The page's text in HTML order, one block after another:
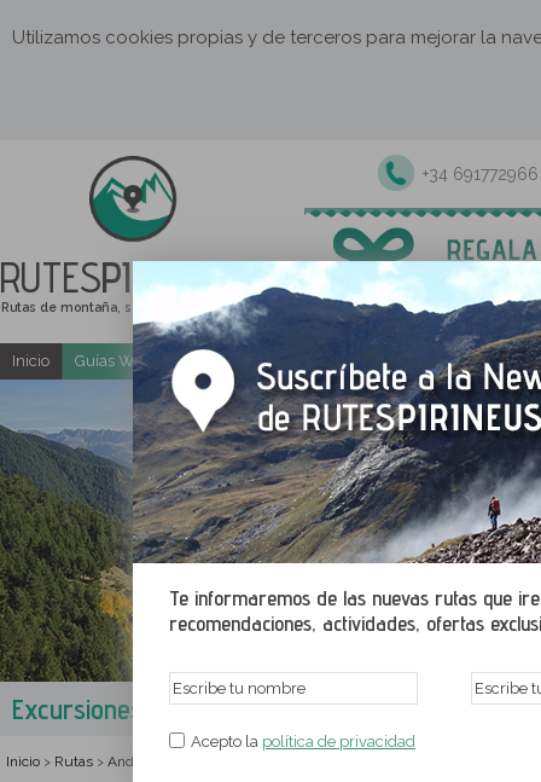
Utilizamos cookies propias y de terceros para mejorar la
RUTESPIRINEUS
Rutas de montaña, senderismo y excursiones
+34 691772966
Te informaremos de las nuevas rutas que
recomendaciones, actividades, ofertas
Acepto la política de privacidad
Inicio Guías Web y PDF gratuitas Excursiones y actividades
Excursiones en Arinsal
Inicio > Rutas > Andorra